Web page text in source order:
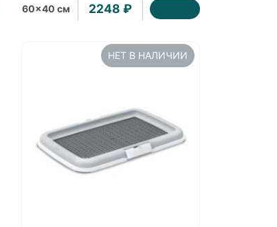
60x40 см 2248 ₽
НЕТ В НАЛИЧИИ